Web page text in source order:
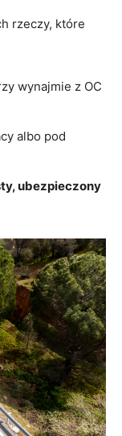
rzeczy, które
wynajmie z OC
albo pod
ubezpieczony